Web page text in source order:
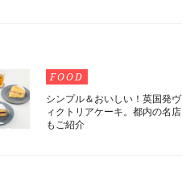
FOOD
シンプル＆おいしい！英国発ヴ
ィクトリアケーキ。都内の名店
もご紹介